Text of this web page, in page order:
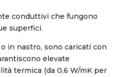
conduttivi che fungono
superfici.
in nastro, sono caricati con
elevate
termica (da 0,6 W/mK per